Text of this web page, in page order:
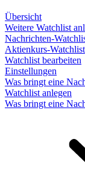
Übersicht
Weitere Watchlist
Nachrichten-
Aktienkurs-Watchlist
Watchlist bearbeiten
Einstellungen
Was bringt eine
Watchlist anlegen
Was bringt eine